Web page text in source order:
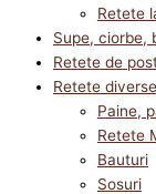
Retete
Supe, ciorbe,
Retete de
Retete diverse
Paine,
Retete
Bauturi
Sosuri